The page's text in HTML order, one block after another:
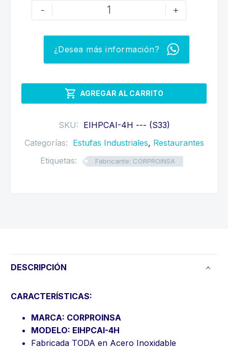
-
ESTUFA
INDUSTRIAL
HORNILLAS,
PLANCHA
cantidad
+
 AGREGAR AL CARRITO
¿Desea más información?
SKU: EIHPCAI-4H --- (S33)
Categorías: Estufas Industriales, Restaurantes
Etiquetas:
Fabricante: CORPROINSA
DESCRIPCIÓN
CARACTERÍSTICAS:
MARCA: CORPROINSA
MODELO: EIHPCAI-4H
Fabricada TODA en Acero Inoxidable